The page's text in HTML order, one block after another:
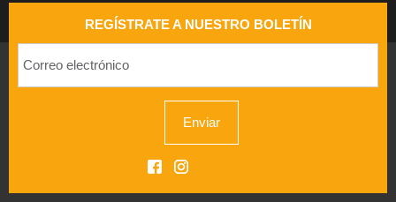
REGÍSTRATE A NUESTRO BOLETÍN
Enviar